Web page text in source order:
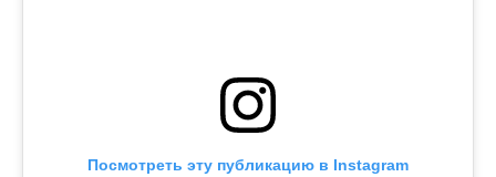
Посмотреть эту публикацию в Instagram